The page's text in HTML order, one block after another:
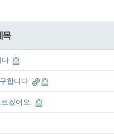
목
다
합니다
겠어요.